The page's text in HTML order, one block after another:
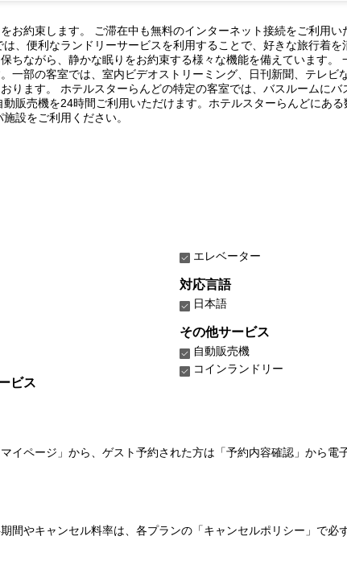
約束します。 ご滞在中も無料のインターネット接続をご利用い
、便利なランドリーサービスを利用することで、好きな旅行着を
ちながら、静かな眠りをお約束する様々な機能を備えています。
一部の客室では、室内ビデオストリーミング、日刊新聞、テレビ
ります。 ホテルスターらんどの特定の客室では、バスルームにバ
販売機を24時間ご利用いただけます。ホテルスターらんどにある
設をご利用ください。
ビス
エレベーター
対応言語
日本語
その他サービス
自動販売機
コインランドリー
イページ」から、ゲスト予約された方は「予約内容確認」から電
やキャンセル料率は、各プランの「キャンセルポリシー」で必